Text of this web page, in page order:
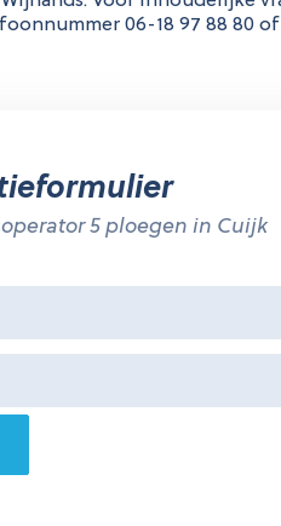
06-18 97 88 80
5 ploegen in Cuijk